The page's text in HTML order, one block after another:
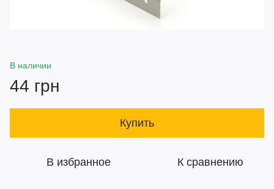
В наличии
44 грн
Купить
В избранное К сравнению